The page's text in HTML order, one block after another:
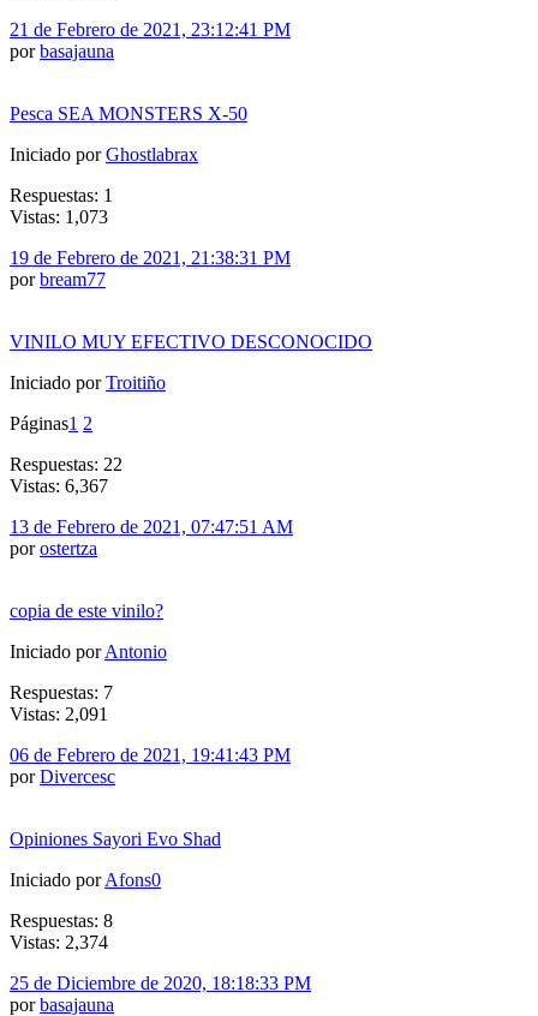
21 de Febrero de 2021, 23:12:41 PM
porbasajauna
Pesca SEA MONSTERS X-50
Iniciado porGhostlabrax
Respuestas: 1
Vistas: 1,073
19 de Febrero de 2021, 21:38:31 PM
porbream77
VINILO MUY EFECTIVO DESCONOCIDO
Iniciado porTroitiño
Páginas1 2
Respuestas: 22
Vistas: 6,367
13 de Febrero de 2021, 07:47:51 AM
porostertza
copia de este vinilo?
Iniciado porAntonio
Respuestas: 7
Vistas: 2,091
06 de Febrero de 2021, 19:41:43 PM
porDivercesc
Opiniones Sayori Evo Shad
Iniciado porAfons0
Respuestas: 8
Vistas: 2,374
25 de Diciembre de 2020, 18:18:33 PM
porbasajauna